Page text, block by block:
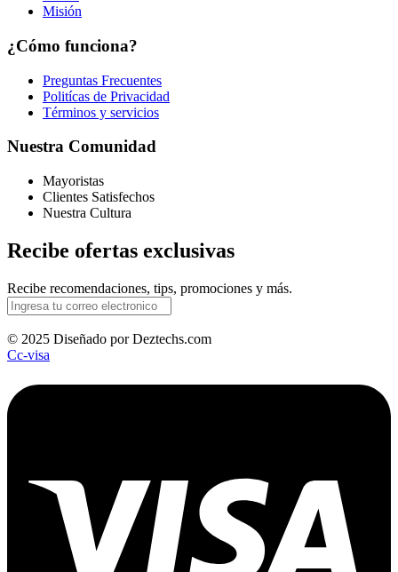
Misión
¿Cómo funciona?
Preguntas Frecuentes
Politícas de Privacidad
Términos y servicios
Nuestra Comunidad
Mayoristas
Clientes Satisfechos
Nuestra Cultura
Recibe ofertas exclusivas
Recibe recomendaciones, tips, promociones y más.
© 2025 Diseñado por Deztechs.com
Cc-visa